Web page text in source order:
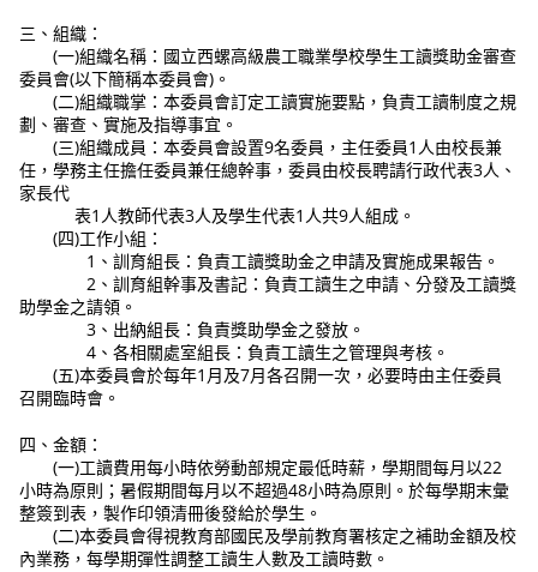
三、組織：
(一)組織名稱：國立西螺高級農工職業學校學生工讀獎助金審查
委員會(以下簡稱本委員會)。
(二)組織職掌：本委員會訂定工讀實施要點，負責工讀制度之規
劃、審查、實施及指導事宜。
(三)組織成員：本委員會設置9名委員，主任委員1人由校長兼
任，學務主任擔任委員兼任總幹事，委員由校長聘請行政代表3人、
家長代
表1人教師代表3人及學生代表1人共9人組成。
(四)工作小組：
1、訓育組長：負責工讀獎助金之申請及實施成果報告。
2、訓育組幹事及書記：負責工讀生之申請、分發及工讀獎
助學金之請領。
3、出納組長：負責獎助學金之發放。
4、各相關處室組長：負責工讀生之管理與考核。
(五)本委員會於每年1月及7月各召開一次，必要時由主任委員
召開臨時會。
四、金額：
(一)工讀費用每小時依勞動部規定最低時薪，學期間每月以22
小時為原則；暑假期間每月以不超過48小時為原則。於每學期末彙
整簽到表，製作印領清冊後發給於學生。
(二)本委員會得視教育部國民及學前教育署核定之補助金額及校
內業務，每學期彈性調整工讀生人數及工讀時數。